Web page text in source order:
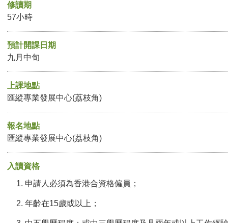
修讀期
57小時
預計開課日期
九月中旬
上課地點
匯縱專業發展中心(荔枝角)
報名地點
匯縱專業發展中心(荔枝角)
入讀資格
申請人必須為香港合資格僱員；
年齡在15歲或以上；